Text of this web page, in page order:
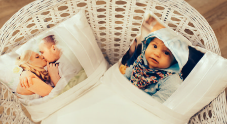
Ваш регион доставки
Выберите из списка: